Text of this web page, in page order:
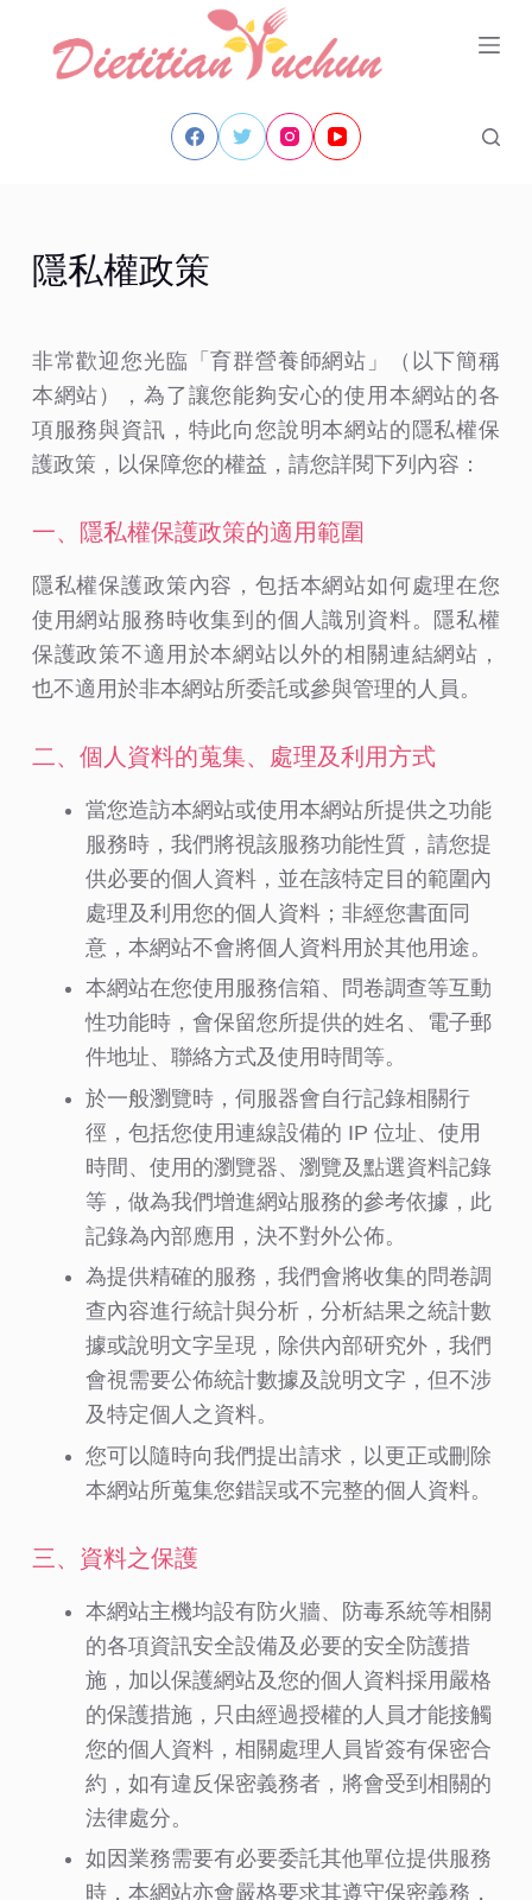
隱私權政策
非常歡迎您光臨「育群營養師網站」（以下簡稱
本網站），為了讓您能夠安心的使用本網站的各
項服務與資訊，特此向您說明本網站的隱私權保
護政策，以保障您的權益，請您詳閱下列內容：
一、隱私權保護政策的適用範圍
隱私權保護政策內容，包括本網站如何處理在您
使用網站服務時收集到的個人識別資料。隱私權
保護政策不適用於本網站以外的相關連結網站，
也不適用於非本網站所委託或參與管理的人員。
二、個人資料的蒐集、處理及利用方式
當您造訪本網站或使用本網站所提供之功能
服務時，我們將視該服務功能性質，請您提
供必要的個人資料，並在該特定目的範圍內
處理及利用您的個人資料；非經您書面同
意，本網站不會將個人資料用於其他用途。
本網站在您使用服務信箱、問卷調查等互動
性功能時，會保留您所提供的姓名、電子郵
件地址、聯絡方式及使用時間等。
於一般瀏覽時，伺服器會自行記錄相關行
徑，包括您使用連線設備的 IP 位址、使用
時間、使用的瀏覽器、瀏覽及點選資料記錄
等，做為我們增進網站服務的參考依據，此
記錄為內部應用，決不對外公佈。
為提供精確的服務，我們會將收集的問卷調
查內容進行統計與分析，分析結果之統計數
據或說明文字呈現，除供內部研究外，我們
會視需要公佈統計數據及說明文字，但不涉
及特定個人之資料。
您可以隨時向我們提出請求，以更正或刪除
本網站所蒐集您錯誤或不完整的個人資料。
三、資料之保護
本網站主機均設有防火牆、防毒系統等相關
的各項資訊安全設備及必要的安全防護措
施，加以保護網站及您的個人資料採用嚴格
的保護措施，只由經過授權的人員才能接觸
您的個人資料，相關處理人員皆簽有保密合
約，如有違反保密義務者，將會受到相關的
法律處分。
如因業務需要有必要委託其他單位提供服務
時，本網站亦會嚴格要求其遵守保密義務，